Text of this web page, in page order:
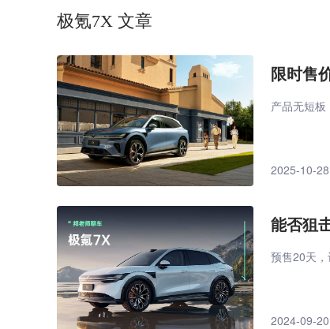
极氪7X 文章
限时售
产品无短
2025-10-
能否狙
预售20天
2024-09-